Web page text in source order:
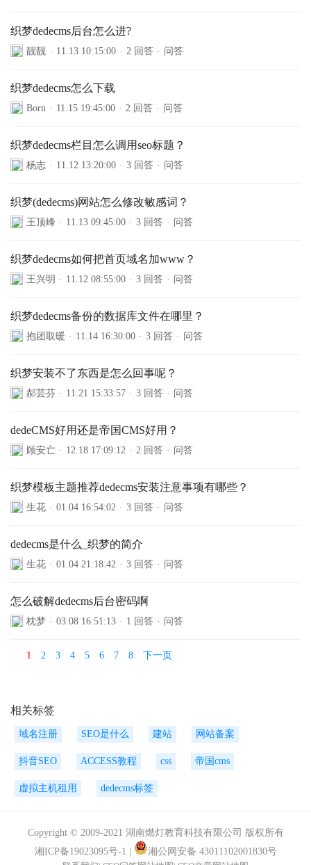
织梦dedecms后台怎么进?
靓靓 · 11.13 10:15:00 · 2 回答 · 问答
织梦dedecms怎么下载
Born · 11.15 19:45:00 · 2 回答 · 问答
织梦dedecms栏目怎么调用seo标题？
杨志 · 11.12 13:20:00 · 3 回答 · 问答
织梦(dedecms)网站怎么修改敏感词？
王顶峰 · 11.13 09:45:00 · 3 回答 · 问答
织梦dedecms如何把首页域名加www？
王兴明 · 11.12 08:55:00 · 3 回答 · 问答
织梦dedecms备份的数据库文件在哪里？
抱团取暖 · 11.14 16:30:00 · 3 回答 · 问答
织梦安装不了东西是怎么回事呢？
郝芸芬 · 11.21 15:33:57 · 3 回答 · 问答
dedeCMS好用还是帝国CMS好用？
顾安亡 · 12.18 17:09:12 · 2 回答 · 问答
织梦模板主题推荐dedecms安装注意事项有哪些？
生花 · 01.04 16:54:02 · 3 回答 · 问答
dedecms是什么_织梦的简介
生花 · 01.04 21:18:42 · 3 回答 · 问答
怎么破解dedecms后台密码啊
枕梦 · 03.08 16:51:13 · 1 回答 · 问答
1 2 3 4 5 6 7 8 下一页
相关标签
域名注册 SEO是什么 建站 网站备案
抖音SEO ACCESS教程 css 帝国cms
虚拟主机租用 dedecms标签
Copyright © 2009-2021 湖南燃灯教育科技有限公司 版权所有
湘ICP备19023095号-1
湘公网安备 43011102001830号